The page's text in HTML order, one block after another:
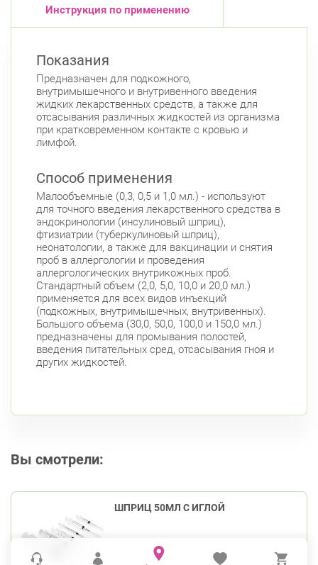
Инструкция по применению
Показания
Предназначен для подкожного,
внутримышечного и внутривенного введения
жидких лекарственных средств, а также для
отсасывания различных жидкостей из организма
при кратковременном контакте с кровью и
лимфой.
Способ применения
Малообъемные (0,3, 0,5 и 1,0 мл.) - используют
для точного введения лекарственного средства в
эндокринологии (инсулиновый шприц),
фтизиатрии (туберкулиновый шприц),
неонатологии, а также для вакцинации и снятия
проб в аллергологии и проведения
аллергологических внутрикожных проб.
Стандартный объем (2,0, 5,0, 10,0 и 20,0 мл.)
применяется для всех видов инъекций
(подкожных, внутримышечных, внутривенных).
Большого объема (30,0, 50,0, 100,0 и 150,0 мл.)
предназначены для промывания полостей,
введения питательных сред, отсасывания гноя и
других жидкостей.
Вы смотрели:
ШПРИЦ 50МЛ С ИГЛОЙ